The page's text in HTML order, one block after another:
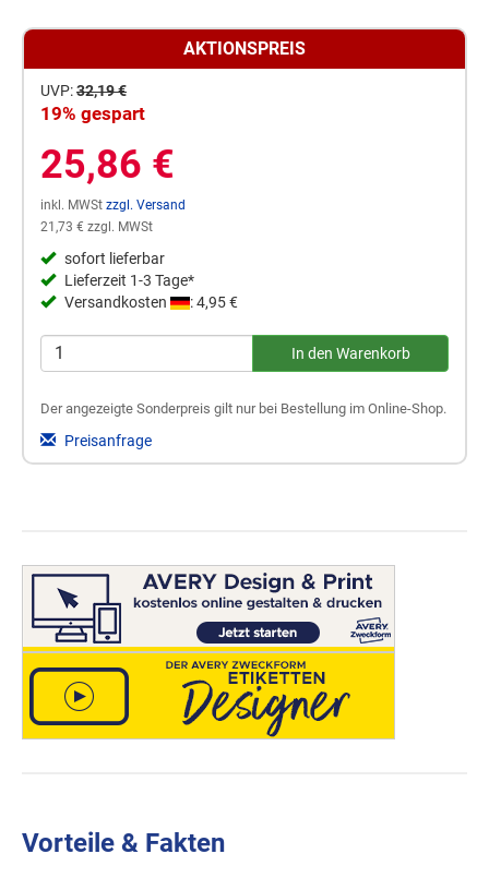
AKTIONSPREIS
UVP:32,19 €
19% gespart
25,86 €
inkl. MWSt zzgl. Versand
21,73 € zzgl. MWSt
sofort lieferbar
Lieferzeit 1-3 Tage*
Versandkosten
: 4,95 €
Der angezeigte Sonderpreis gilt nur bei Bestellung im Online-Shop.
Preisanfrage
Vorteile & Fakten